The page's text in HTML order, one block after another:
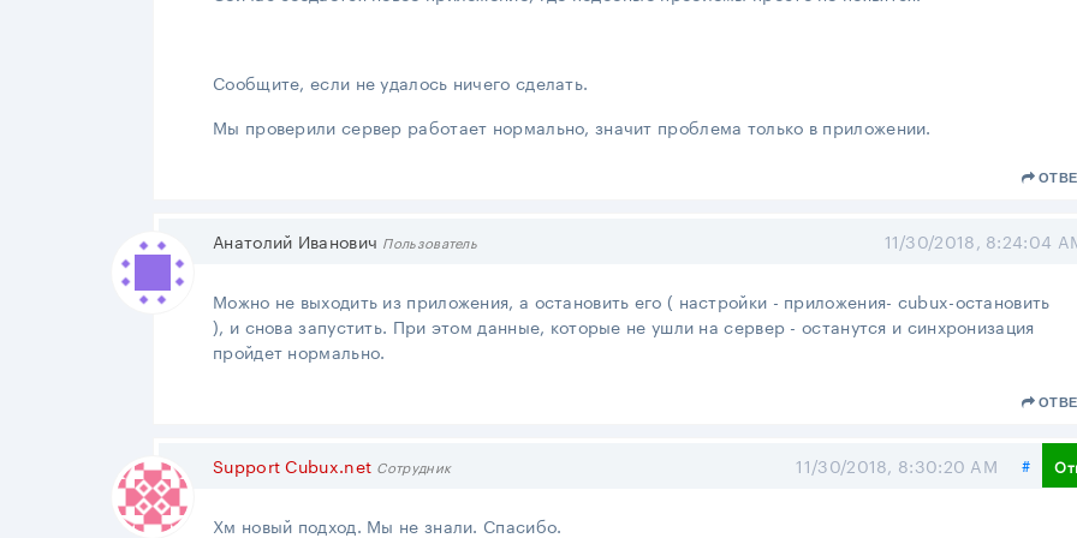
Сообщите, если не удалось ничего сделать.
Мы проверили сервер работает нормально, значит проблема только в приложении.
Анатолий Иванович Пользователь 11/30/2018, 8:24:04
Можно не выходить из приложения, а остановить его ( настройки - приложения- cubux-остановить
), и снова запустить. При этом данные, которые не ушли на сервер - останутся и синхронизация
пройдет нормально.
Support Cubux.net Сотрудник #
11/30/2018, 8:30:20 AM
Хм новый подход. Мы не знали. Спасибо.